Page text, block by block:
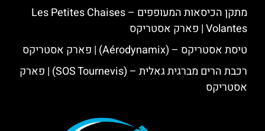
מתקן הכיסאות המעופפים – Les Petites Chaises
Volantes | פארק אסטריקס
טיסת אסטריקס – (Aérodynamix) | פארק אסטריקס
רכבת הרים מברגית גאלית – (SOS Tournevis) | פארק
אסטריקס